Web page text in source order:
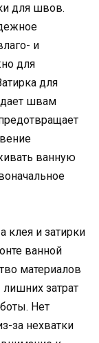
для швов.
и
для
для
швам
ванную
клея и затирки
ванной
материалов
затрат
Нет
за нехватки